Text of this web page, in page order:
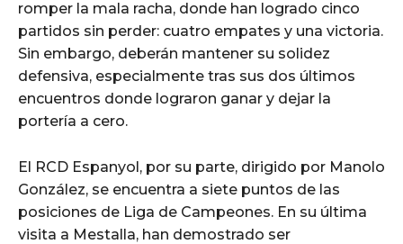
romper la mala racha, donde han logrado cinco
partidos sin perder: cuatro empates y una victoria.
Sin embargo, deberán mantener su solidez
defensiva, especialmente tras sus dos últimos
encuentros donde lograron ganar y dejar la
portería a cero.
El RCD Espanyol, por su parte, dirigido por Manolo
González, se encuentra a siete puntos de las
posiciones de Liga de Campeones. En su última
visita a Mestalla, han demostrado ser